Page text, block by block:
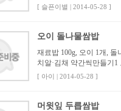
[ 슬픈이별 | 2014-05-28 ]
오이 돌나물쌈밥
재료밥 100g, 오이 1개, 돌
치알·김채 약간씩만들기
[ 아이 | 2014-05-28 ]
머윗잎 두릅쌈밥